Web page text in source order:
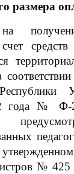
размера
года № Ф-
№ 425